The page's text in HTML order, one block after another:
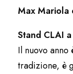
Max Mariola
Stand CLAI
Il nuovo
tradizione, è